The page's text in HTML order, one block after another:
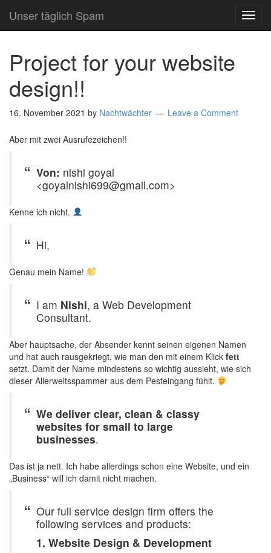
Unser täglich Spam
Project for your website
design!!
16. November 2021 by Nachtwächter Leave a Comment
Aber mit zwei Ausrufezeichen!!
Von: nishi goyal
<goyalnishi699@gmail.com>
Kenne ich nicht.
Hi,
Genau mein Name!
I am Nishi, a Web Development
Consultant.
Aber hauptsache, der Absender kennt seinen eigenen Namen
und hat auch rausgekriegt, wie man den mit einem Klick fett
setzt. Damit der Name mindestens so wichtig aussieht, wie sich
dieser Allerweltsspammer aus dem Pesteingang fühlt.
We deliver clear, clean & classy
websites for small to large
businesses.
Das ist ja nett. Ich habe allerdings schon eine Website, und ein
„Business“ will ich damit nicht machen.
Our full service design firm offers the
following services and products:
1. Website Design & Development